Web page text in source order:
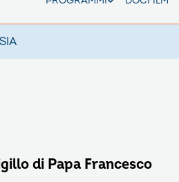
di Papa Francesco